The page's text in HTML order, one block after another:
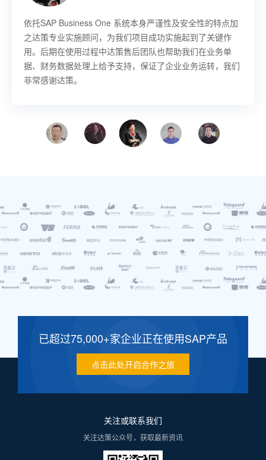
SAP Business One作为成熟的ERP平台，其先进的功能开
发做到了同产业成长‘与时俱进’。达策团队专业、敬业，和
公司的配合非常顺畅；他们帮忙定制、实施的系统上线时间
很短，且运行非常成功；公司管理层对此给予真心的肯定。
基于SAP Business One，从订单、单证、寻单等需求都能
快速传递到各个部门，无论是售前、售中还是售后环节，客
户的需求始终获得第一时间的关注和解决。
SAP Business One 帮助乐鑫提升工作效率，感谢上海达策
公司为我们成功实施项目，我们也希望同上海达策公司在未
来的信息化建设中有更深一步的合作。
SAP Business One 项目解决物流库位管理、先进先出等需
求，并且能对物料进行批次管理，做到质量批次追踪。
SAP Business One 帮助卢米埃影业提升了工作效率以及整
体市场竞争力，并最终为影迷带来更好的视听和服务享受
依托SAP Business One 系统本身严谨性及安全性的特点加
之达策专业实施顾问，为我们项目成功实施起到了关键作
用。后期在使用过程中达策售后团队也帮助我们在业务单
据、财务数据处理上给予支持，保证了企业业务运转，我们
非常感谢达策。
SAP 上线以后对我们采购，发生了翻天覆地的变化，提高了
采购的工作效率，我非常满意。总的来说，过程是痛苦的，
结果是幸福的。
SAP Business One 解决方案的生产制造管理功能极大地满
足了意欧斯生产制造的管理变革需求，提高了业务流程的执
行效率及管理能力。与上海达策的合作让我们受益匪浅，使
意欧斯走上管理提升的快速发展之路。
已超过75,000+家企业正在使用SAP产品
点击此处开启合作之旅
关注或联系我们
关注达策公众号，获取最新资讯